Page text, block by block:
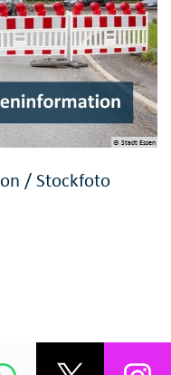
© Stadt Essen
/ Stockfoto